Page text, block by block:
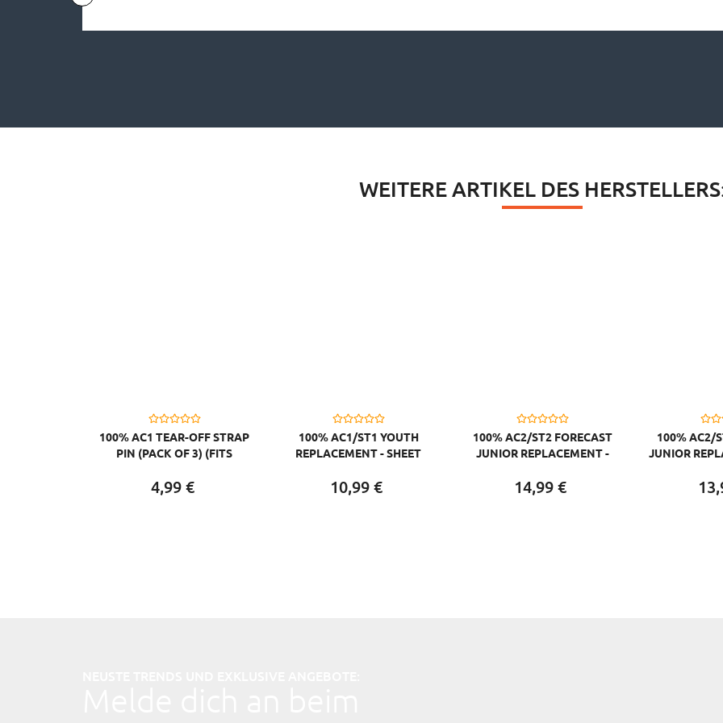
WEITERE ARTIKEL DES
100% AC1 TEAR-OFF STRAP
PIN (PACK OF 3) (FITS
4,99 €
100% AC1/ST1 YOUTH
REPLACEMENT - SHEET
10,99€
100% AC2/ST2 FORECAST
JUNIOR REPLACEMENT -
TRANSPARENT
14,99€
100% AC2/
JUNIOR
13,